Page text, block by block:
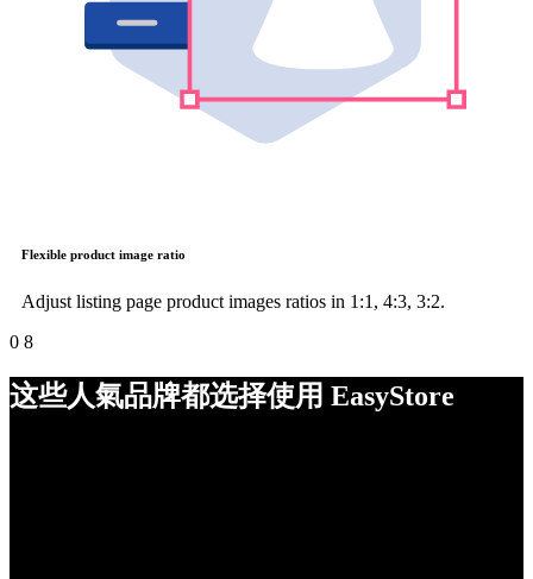
Flexible product image ratio
Adjust listing page product images ratios in 1:1, 4:3, 3:2.
0 8
这些人氣品牌都选择使用 EasyStore